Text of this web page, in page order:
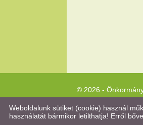
© 2026 -
Keresés az oldal
Weboldalunk sütiket (cookie) használ
használatát bármikor letilthatja! Erről